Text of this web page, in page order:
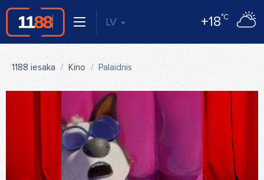
LV +18°C
1188 iesaka Kino Palaidnis